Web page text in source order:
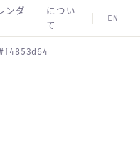
ンダ
につい
て
EN